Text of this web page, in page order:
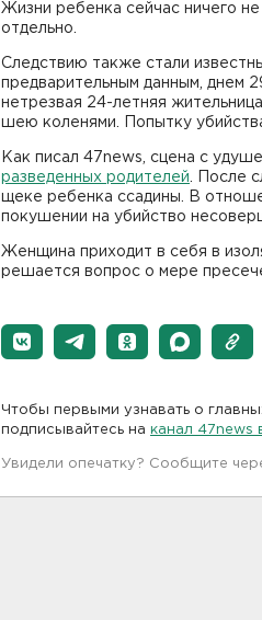
Жизни ребенка сейчас ничего
отдельно.
Следствию также стали
предварительным данным, днем
нетрезвая 24-летняя
шею коленями. Попытку
Как писал 47news, сцена с
разведенных родителей . После
щеке ребенка ссадины. В
покушении на убийство
Женщина приходит в себя в
решается вопрос о мере
Чтобы первыми узнавать о
подписывайтесь на канал 47news
Увидели опечатку? Сообщите